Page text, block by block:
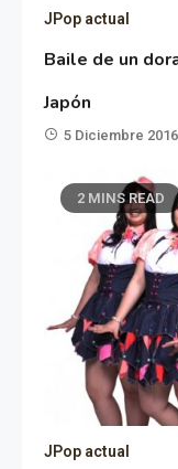
JPop actual
Baile de un
Japón
5 Diciembre 2016
2 MINS READ
JPop actual